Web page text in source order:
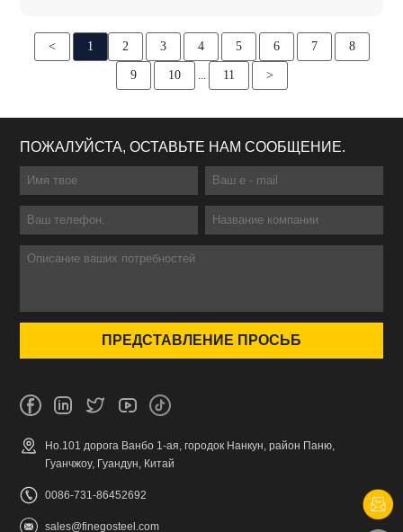
< 1 2 3 4 5 6 7 8
9 10 ... 11 >
ПОЖАЛУЙСТА, ОСТАВЬТЕ НАМ СООБЩЕНИЕ.
Но.101 дорога Ванбо 1-ая, городок Нанкун, район Паню,
Гуанчжоу, Гуандун, Китай
0086-731-86452692
sales@finegosteel.com